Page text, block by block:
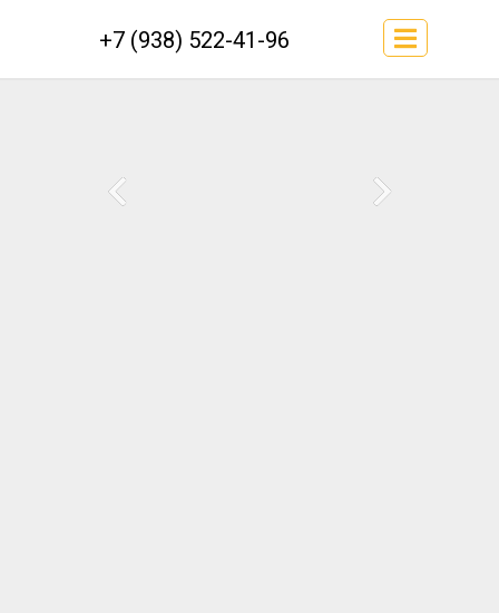
+7 (938) 522-41-96